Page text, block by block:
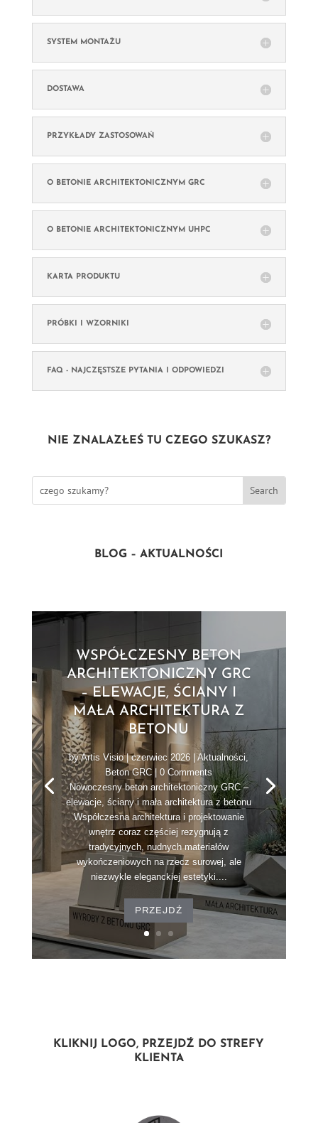
SYSTEM MONTAŻU
DOSTAWA
PRZYKŁADY ZASTOSOWAŃ
O BETONIE ARCHITEKTONICZNYM GRC
O BETONIE ARCHITEKTONICZNYM UHPC
KARTA PRODUKTU
PRÓBKI I WZORNIKI
FAQ - NAJCZĘSTSZE PYTANIA I ODPOWIEDZI
NIE ZNALAZŁEŚ TU CZEGO SZUKASZ?
BLOG – AKTUALNOŚCI
WSPÓŁCZESNY BETON
ARCHITEKTONICZNY GRC
– ELEWACJE, ŚCIANY I
MAŁA ARCHITEKTURA Z
BETONU
byArtis Visio|czerwiec 2026 |Aktualności,
Beton GRC | 0 Comments
Nowoczesny beton architektoniczny GRC –
elewacje, ściany i mała architektura z betonu
Współczesna architektura i projektowanie
wnętrz coraz częściej rezygnują z
tradycyjnych, nudnych materiałów
wykończeniowych na rzecz surowej, ale
niezwykle eleganckiej estetyki....
PRZEJDŹ
KLIKNIJ LOGO, PRZEJDŹ DO STREFY
KLIENTA